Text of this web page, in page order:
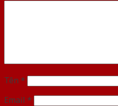
Tên *
Email *